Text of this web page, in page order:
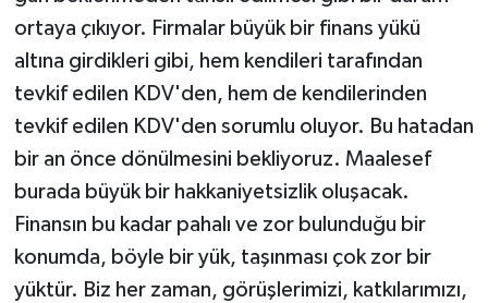
ortaya çıkıyor. Firmalar büyük bir finans yükü
altına girdikleri gibi, hem kendileri tarafından
tevkif edilen KDV'den, hem de kendilerinden
tevkif edilen KDV'den sorumlu oluyor. Bu hatadan
bir an önce dönülmesini bekliyoruz. Maalesef
burada büyük bir hakkaniyetsizlik oluşacak.
Finansın bu kadar pahalı ve zor bulunduğu bir
konumda, böyle bir yük, taşınması çok zor bir
yüktür. Biz her zaman, görüşlerimizi, katkılarımızı,